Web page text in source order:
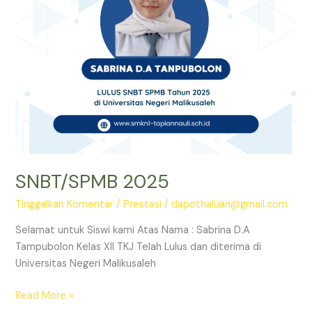
SNBT/SPMB 2025
Tinggalkan Komentar /Prestasi /dapothaluan@gmail.com
Selamat untuk Siswi kami Atas Nama : Sabrina D.A
Tampubolon Kelas XII TKJ Telah Lulus dan diterima di
Universitas Negeri Malikusaleh
Read More »